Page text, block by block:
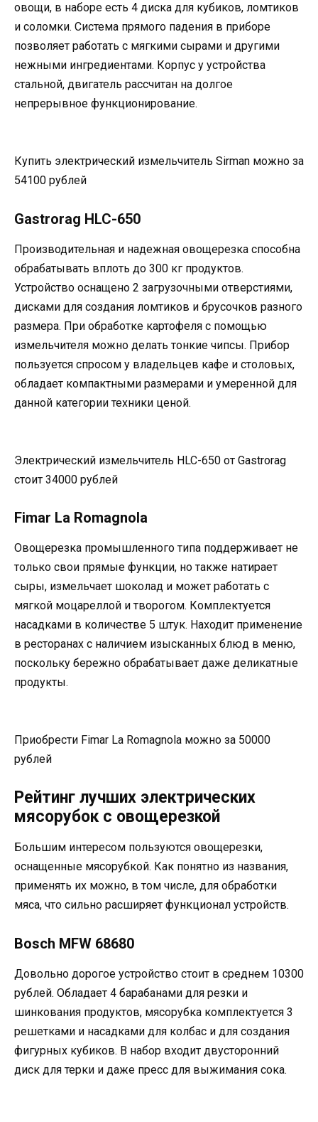
овощи, в наборе есть 4 диска для кубиков, ломтиков
и соломки. Система прямого падения в приборе
позволяет работать с мягкими сырами и другими
нежными ингредиентами. Корпус у устройства
стальной, двигатель рассчитан на долгое
непрерывное функционирование.
Купить электрический измельчитель Sirman можно за
54100 рублей
Gastrorag HLC-650
Производительная и надежная овощерезка способна
обрабатывать вплоть до 300 кг продуктов.
Устройство оснащено 2 загрузочными отверстиями,
дисками для создания ломтиков и брусочков разного
размера. При обработке картофеля с помощью
измельчителя можно делать тонкие чипсы. Прибор
пользуется спросом у владельцев кафе и столовых,
обладает компактными размерами и умеренной для
данной категории техники ценой.
Электрический измельчитель HLC-650 от Gastrorag
стоит 34000 рублей
Fimar La Romagnola
Овощерезка промышленного типа поддерживает не
только свои прямые функции, но также натирает
сыры, измельчает шоколад и может работать с
мягкой моцареллой и творогом. Комплектуется
насадками в количестве 5 штук. Находит применение
в ресторанах с наличием изысканных блюд в меню,
поскольку бережно обрабатывает даже деликатные
продукты.
Приобрести Fimar La Romagnola можно за 50000
рублей
Рейтинг лучших электрических
мясорубок с овощерезкой
Большим интересом пользуются овощерезки,
оснащенные мясорубкой. Как понятно из названия,
применять их можно, в том числе, для обработки
мяса, что сильно расширяет функционал устройств.
Bosch MFW 68680
Довольно дорогое устройство стоит в среднем 10300
рублей. Обладает 4 барабанами для резки и
шинкования продуктов, мясорубка комплектуется 3
решетками и насадками для колбас и для создания
фигурных кубиков. В набор входит двусторонний
диск для терки и даже пресс для выжимания сока.